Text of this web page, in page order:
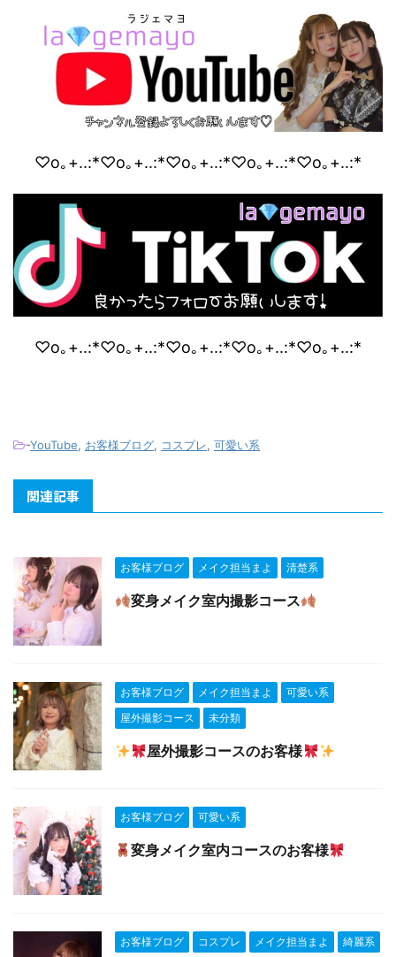
♡o｡+..:*♡o｡+..:*♡o｡+..:*♡o｡+..:*♡o｡+..:*
♡o｡+..:*♡o｡+..:*♡o｡+..:*♡o｡+..:*♡o｡+..:*
-YouTube, お客様ブログ, コスプレ, 可愛い系
関連記事
お客様ブログ メイク担当まよ 清楚系
変身メイク室内撮影コース
お客様ブログ メイク担当まよ
可愛い系
屋外撮影コース
未分類
屋外撮影コースのお客様
お客様ブログ 可愛い系
変身メイク室内コースのお客様
お客様ブログ コスプレ メイク担当まよ 綺麗系